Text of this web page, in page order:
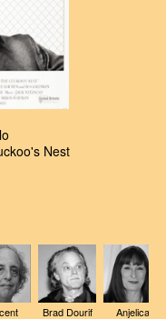
Nest
Brad Dourif Anjelica